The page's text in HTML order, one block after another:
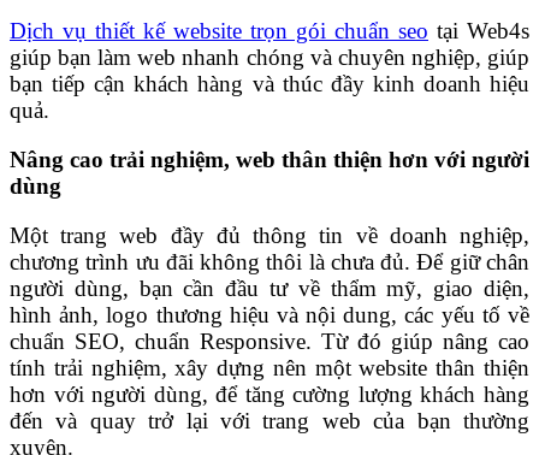
Dịch vụ thiết kế website trọn gói chuẩn seo tại Web4s
giúp bạn làm web nhanh chóng và chuyên nghiệp, giúp
bạn tiếp cận khách hàng và thúc đầy kinh doanh hiệu
quả.
Nâng cao trải nghiệm, web thân thiện hơn với người
dùng
Một trang web đầy đủ thông tin về doanh nghiệp,
chương trình ưu đãi không thôi là chưa đủ. Để giữ chân
người dùng, bạn cần đầu tư về thẩm mỹ, giao diện,
hình ảnh, logo thương hiệu và nội dung, các yếu tố về
chuẩn SEO, chuẩn Responsive. Từ đó giúp nâng cao
tính trải nghiệm, xây dựng nên một website thân thiện
hơn với người dùng, để tăng cường lượng khách hàng
đến và quay trở lại với trang web của bạn thường
xuyên.